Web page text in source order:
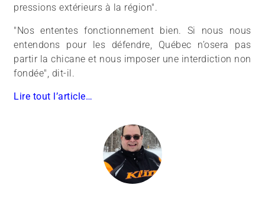
pressions extérieurs à la région".
"Nos ententes fonctionnement bien. Si nous nous
entendons pour les défendre, Québec n’osera pas
partir la chicane et nous imposer une interdiction non
fondée", dit-il.
Lire tout l’article…